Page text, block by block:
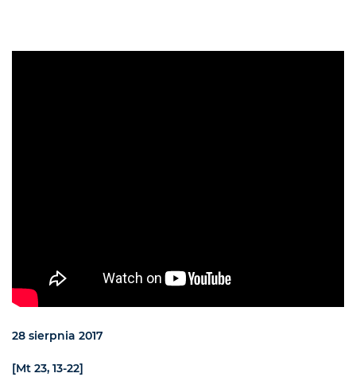
28 sierpnia 2017
[Mt 23, 13-22]